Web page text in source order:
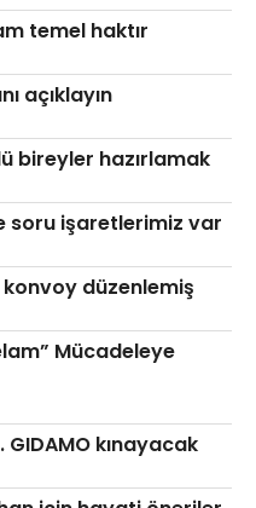
temel haktır
açıklayın
bireyler hazırlamak
soru işaretlerimiz var
düzenlemiş
Mücadeleye
GIDAMO kınayacak